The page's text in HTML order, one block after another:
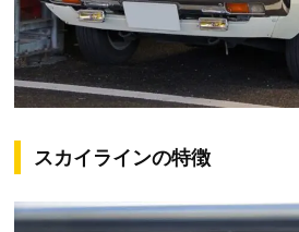
スカイラインの特徴